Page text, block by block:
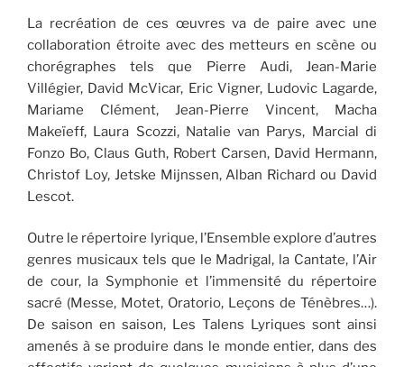
La recréation de ces œuvres va de paire avec une
collaboration étroite avec des metteurs en scène ou
chorégraphes tels que Pierre Audi, Jean-Marie
Villégier, David McVicar, Eric Vigner, Ludovic Lagarde,
Mariame Clément, Jean-Pierre Vincent, Macha
Makeïeff, Laura Scozzi, Natalie van Parys, Marcial di
Fonzo Bo, Claus Guth, Robert Carsen, David Hermann,
Christof Loy, Jetske Mijnssen, Alban Richard ou David
Lescot.
Outre le répertoire lyrique, l’Ensemble explore d’autres
genres musicaux tels que le Madrigal, la Cantate, l’Air
de cour, la Symphonie et l’immensité du répertoire
sacré (Messe, Motet, Oratorio, Leçons de Ténèbres…).
De saison en saison, Les Talens Lyriques sont ainsi
amenés à se produire dans le monde entier, dans des